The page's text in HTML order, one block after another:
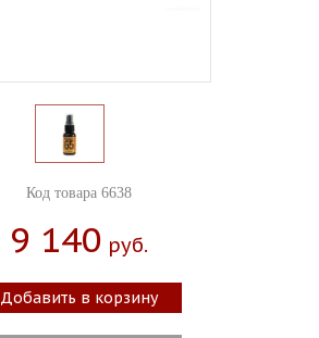
Код товара 6638
9 140 Руб.
Добавить в корзину